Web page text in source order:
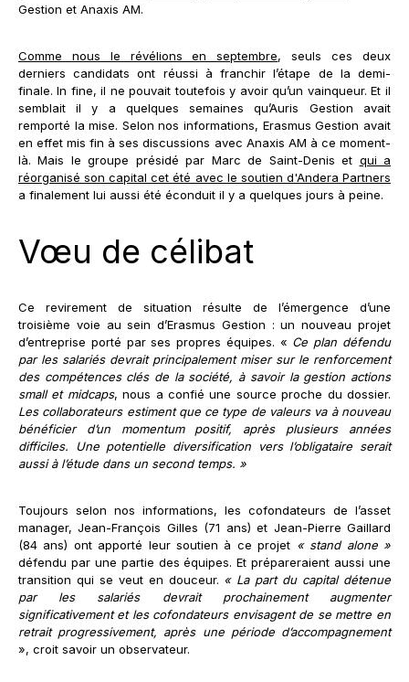
Gestion et Anaxis AM.
Comme nous le révélions en septembre, seuls ces deux
derniers candidats ont réussi à franchir l’étape de la demi-
finale. In fine, il ne pouvait toutefois y avoir qu’un vainqueur. Et il
semblait il y a quelques semaines qu’Auris Gestion avait
remporté la mise. Selon nos informations, Erasmus Gestion avait
en effet mis fin à ses discussions avec Anaxis AM à ce moment-
là. Mais le groupe présidé par Marc de Saint-Denis et qui a
réorganisé son capital cet été avec le soutien d'Andera Partners
a finalement lui aussi été éconduit il y a quelques jours à peine.
Vœu de célibat
Ce revirement de situation résulte de l’émergence d’une
troisième voie au sein d’Erasmus Gestion : un nouveau projet
d’entreprise porté par ses propres équipes. « Ce plan défendu
par les salariés devrait principalement miser sur le renforcement
des compétences clés de la société, à savoir la gestion actions
small et midcaps, nous a confié une source proche du dossier.
Les collaborateurs estiment que ce type de valeurs va à nouveau
bénéficier d’un momentum positif, après plusieurs années
difficiles. Une potentielle diversification vers l’obligataire serait
aussi à l’étude dans un second temps. »
Toujours selon nos informations, les cofondateurs de l’asset
manager, Jean-François Gilles (71 ans) et Jean-Pierre Gaillard
(84 ans) ont apporté leur soutien à ce projet « stand alone »
défendu par une partie des équipes. Et prépareraient aussi une
transition qui se veut en douceur. « La part du capital détenue
par les salariés devrait prochainement augmenter
significativement et les cofondateurs envisagent de se mettre en
retrait progressivement, après une période d’accompagnement
», croit savoir un observateur.